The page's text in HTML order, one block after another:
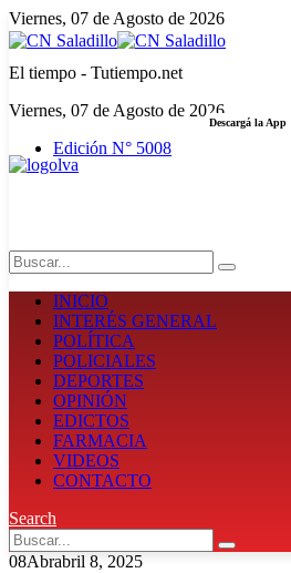
Viernes, 07 de Agosto de 2026
El tiempo - Tutiempo.net
Viernes, 07 de Agosto de 2026
Edición N° 5008
Descargá la App
INICIO
INTERÉS GENERAL
POLÍTICA
POLICIALES
DEPORTES
OPINIÓN
EDICTOS
FARMACIA
VIDEOS
CONTACTO
Search
08Abrabril 8, 2025